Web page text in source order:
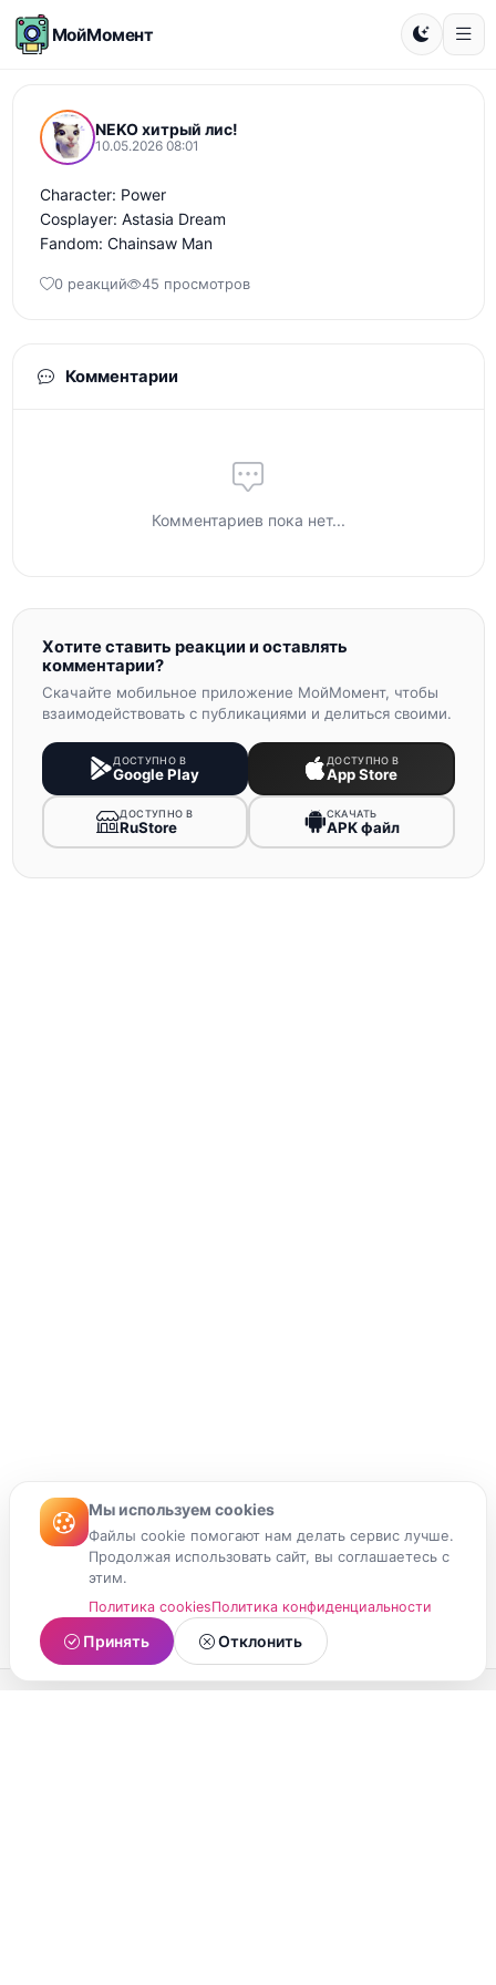
МойМомент
NEKO хитрый лис!
10.05.2026 08:01
Character: Power
Cosplayer: Astasia Dream
Fandom: Chainsaw Man
0 реакций 45 просмотров
Комментарии
Комментариев пока нет...
Хотите ставить реакции и оставлять
комментарии?
Скачайте мобильное приложение МойМомент, чтобы
взаимодействовать с публикациями и делиться своими.
ДОСТУПНО В
Google Play
ДОСТУПНО В
App Store
ДОСТУПНО В
RuStore
СКАЧАТЬ
APK файл
Мы используем cookies
Файлы cookie помогают нам делать сервис лучше.
Продолжая использовать сайт, вы соглашаетесь с
этим.
Политика cookiesПолитика конфиденциальности
Принять Отклонить